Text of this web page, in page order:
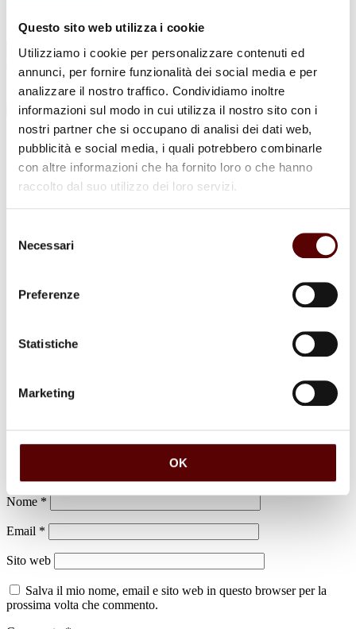
Questo sito web utilizza i cookie
Utilizziamo i cookie per personalizzare contenuti ed
annunci, per fornire funzionalità dei social media e per
analizzare il nostro traffico. Condividiamo inoltre
informazioni sul modo in cui utilizza il nostro sito con i
nostri partner che si occupano di analisi dei dati web,
pubblicità e social media, i quali potrebbero combinarle
con altre informazioni che ha fornito loro o che hanno
raccolto dal suo utilizzo dei loro servizi.
delNecessari
Preferenze
Statistiche
Marketing
OK
Info e Contatti
Cerca
per:
Livio Soverini
12 Novembre 1930 - 1 Giugno 2021
Lascia un commento
Il tuo indirizzo email non sarà pubblicato.
Nome *
Email *
Sito web
Salva il mio nome, email e sito web in questo browser per la
prossima volta che commento.